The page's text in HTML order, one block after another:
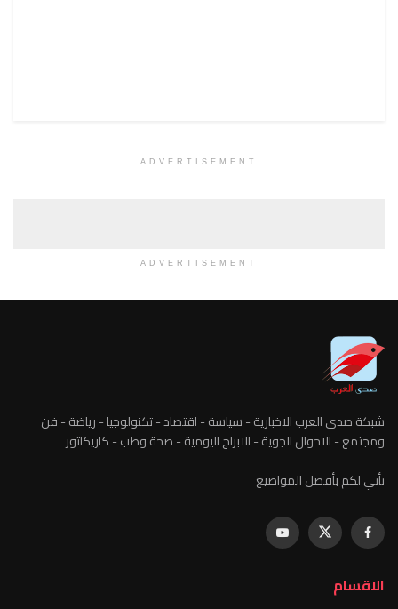
ADVERTISEMENT
ADVERTISEMENT
شبكة صدى العرب الاخبارية - سياسة - اقتصاد - تكنولوجيا - رياضة - فن
ومجتمع - الاحوال الجوية - الابراج اليومية - صحة وطب - كاريكاتور
نأتي لكم بأفضل المواضيع
الاقسام